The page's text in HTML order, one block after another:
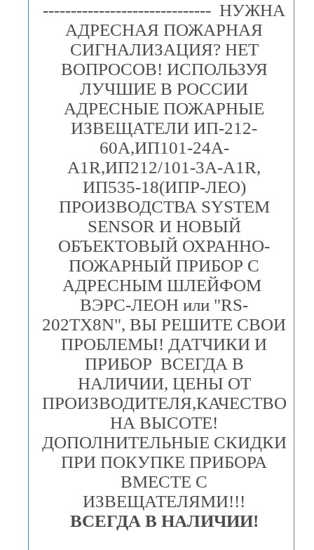
------------------------------ НУЖНА
АДРЕСНАЯ ПОЖАРНАЯ
СИГНАЛИЗАЦИЯ? НЕТ
ВОПРОСОВ! ИСПОЛЬЗУЯ
ЛУЧШИЕ В РОССИИ
АДРЕСНЫЕ ПОЖАРНЫЕ
ИЗВЕЩАТЕЛИ ИП-212-
60А,ИП101-24А-
A1R,ИП212/101-3А-A1R,
ИП535-18(ИПР-ЛЕО)
ПРОИЗВОДСТВА SYSTEM
SENSOR И НОВЫЙ
ОБЪЕКТОВЫЙ ОХРАННО-
ПОЖАРНЫЙ ПРИБОР С
АДРЕСНЫМ ШЛЕЙФОМ
ВЭРС-ЛЕОН или "RS-
202TX8N", ВЫ РЕШИТЕ СВОИ
ПРОБЛЕМЫ! ДАТЧИКИ И
ПРИБОР ВСЕГДА В
НАЛИЧИИ, ЦЕНЫ ОТ
ПРОИЗВОДИТЕЛЯ,КАЧЕСТВО
НА ВЫСОТЕ!
ДОПОЛНИТЕЛЬНЫЕ СКИДКИ
ПРИ ПОКУПКЕ ПРИБОРА
ВМЕСТЕ С
ИЗВЕЩАТЕЛЯМИ!!!
ВСЕГДА В НАЛИЧИИ!